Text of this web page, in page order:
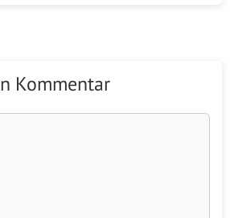
Kommentar